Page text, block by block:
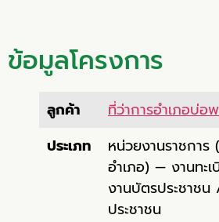
ข้อมูลโครงการ
ลูกค้า
ที่ว่าการอำเภอบ่อ
ประเภท
หน่วยงานราชการ
อำเภอ) — งานทะ
งานบัตรประชาช
ประชาชน